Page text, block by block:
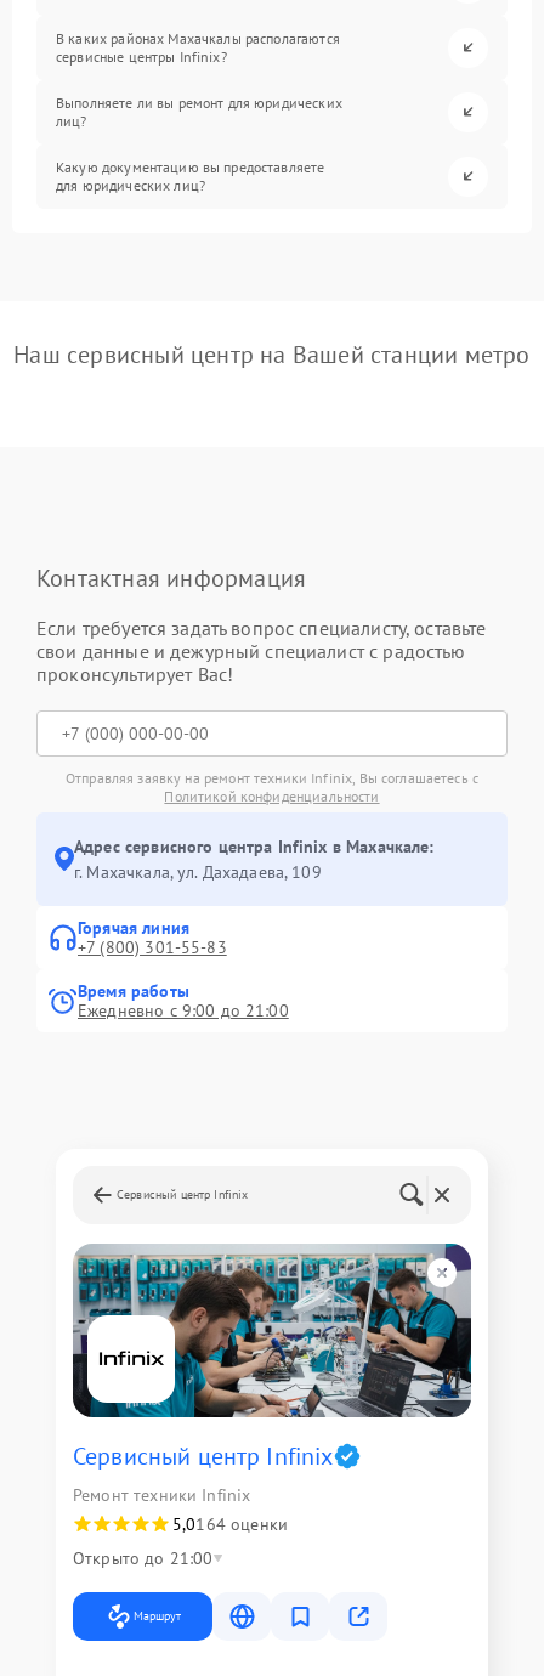
В каких районах Махачкалы располагаются
сервисные центры Infinix?
Выполняете ли вы ремонт для юридических
лиц?
Какую документацию вы предоставляете
для юридических лиц?
Наш сервисный центр на Вашей станции метро
Контактная информация
Если требуется задать вопрос специалисту, оставьте
свои данные и дежурный специалист с радостью
проконсультирует Вас!
Отправляя заявку на ремонт техники Infinix, Вы соглашаетесь с
Политикой конфиденциальности
Адрес сервисного центра Infinix в Махачкале:
г. Махачкала, ул. Дахадаева, 109
Горячая линия
+7 (800) 301-55-83
Время работы
Ежедневно с 9:00 до 21:00
Сервисный центр Infinix
Сервисный центр Infinix
Ремонт техники Infinix
5,0164 оценки
Открыто до 21:00
Маршрут